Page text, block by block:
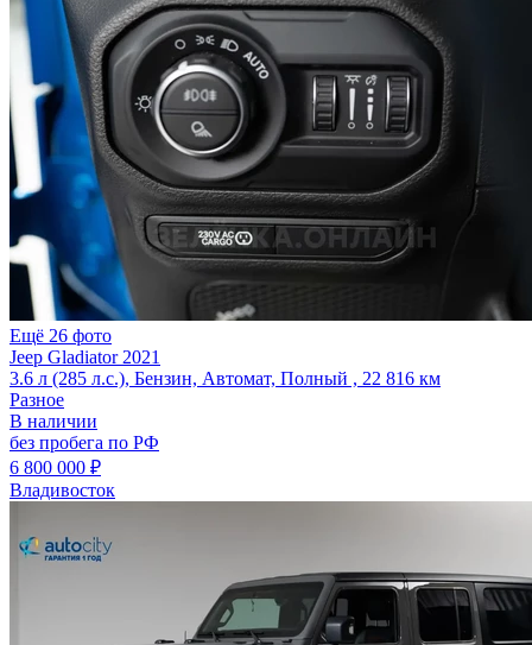
Ещё 26 фото
Jeep Gladiator 2021
3.6 л (285 л.с.), Бензин, Автомат, Полный , 22 816 км
Разное
В наличии
без пробега по РФ
6 800 000 ₽
Владивосток